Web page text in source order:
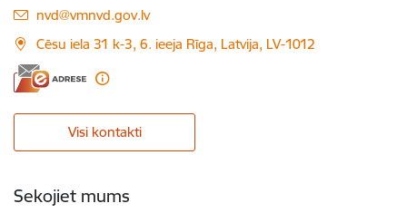
E-pasts:
nvd@vmnvd.gov.lv
Cēsu iela 31 k-3, 6. ieeja Rīga, Latvija, LV-1012
Visi kontakti
Sekojiet mums